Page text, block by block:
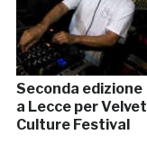
Seconda edizione
a Lecce per Velvet
Culture Festival